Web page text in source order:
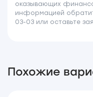
оказывающих
информацией
03-03 или оставьте
Похожие